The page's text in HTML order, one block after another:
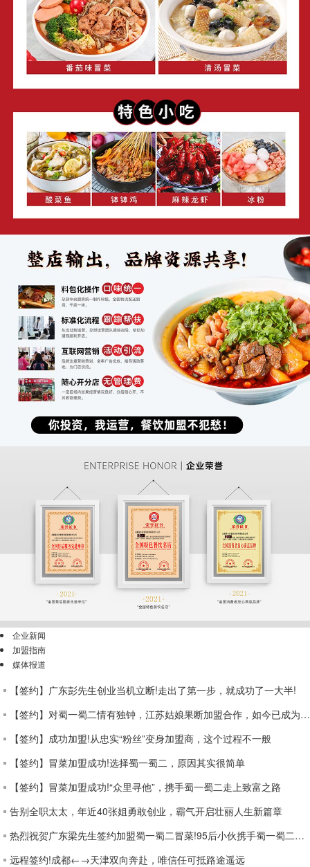
企业新闻
加盟指南
媒体报道
【签约】广东彭先生创业当机立断!走出了第一步，就成功了一大半!
【签约】对蜀一蜀二情有独钟，江苏姑娘果断加盟合作，如今已成为优秀冒菜师
【签约】成功加盟!从忠实“粉丝”变身加盟商，这个过程不一般
【签约】冒菜加盟成功!选择蜀一蜀二，原因其实很简单
【签约】冒菜加盟成功!“众里寻他”，携手蜀一蜀二走上致富之路
告别全职太太，年近40张姐勇敢创业，霸气开启壮丽人生新篇章
热烈祝贺广东梁先生签约加盟蜀一蜀二冒菜!95后小伙携手蜀一蜀二走上致富之路
远程签约!成都←→天津双向奔赴，唯信任可抵路途遥远